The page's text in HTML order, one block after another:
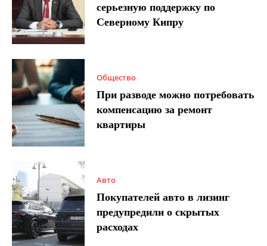
серьезную поддержку по
Северному Кипру
Общество
При разводе можно потребовать
компенсацию за ремонт
квартиры
Авто
Покупателей авто в лизинг
предупредили о скрытых
расходах